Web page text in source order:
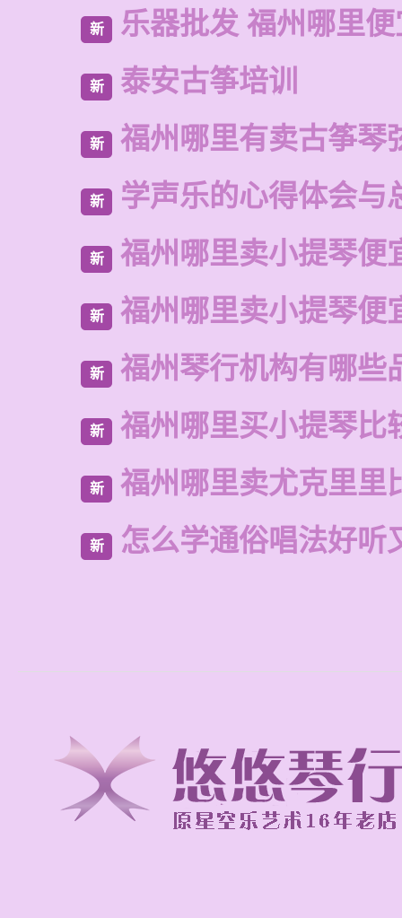
新 乐器批发 福州哪里
新 泰安古筝培训
新 福州哪里有卖古筝琴
新 学声乐的心得体会与
新 福州哪里卖小提琴便
新 福州哪里卖小提琴便
新 福州琴行机构有哪些
新 福州哪里买小提琴比
新 福州哪里卖尤克里里
新 怎么学通俗唱法好听